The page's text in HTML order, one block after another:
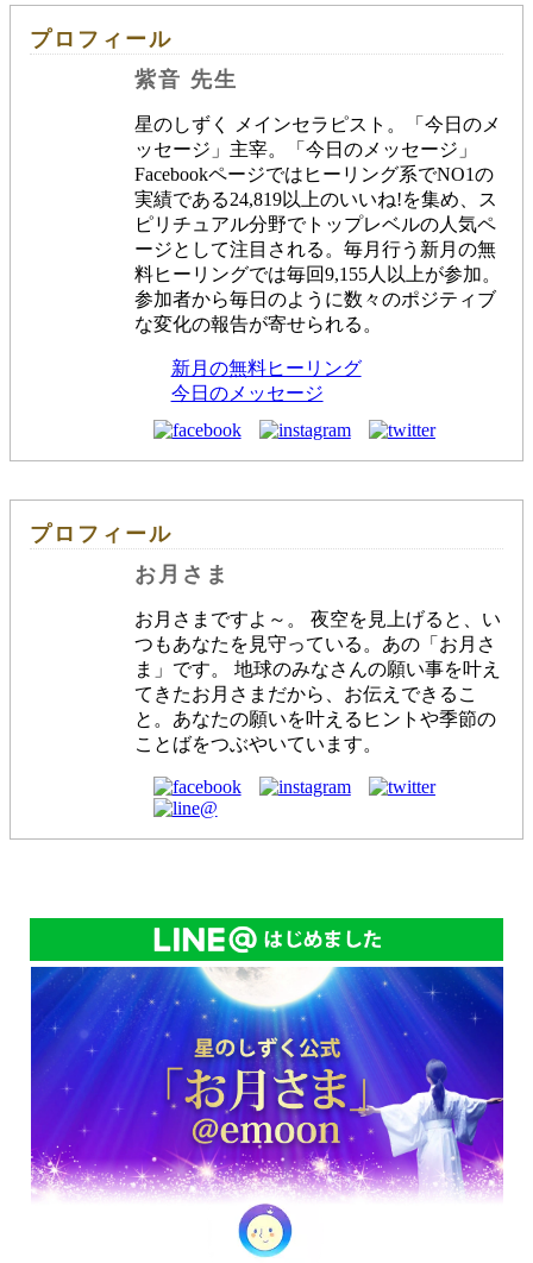
プロフィール
紫音 先生
星のしずく メインセラピスト。「今日のメ
ッセージ」主宰。「今日のメッセージ」
Facebookページではヒーリング系でNO1の
実績である24,819以上のいいね!を集め、ス
ピリチュアル分野でトップレベルの人気ペ
ージとして注目される。毎月行う新月の無
料ヒーリングでは毎回9,155人以上が参加。
参加者から毎日のように数々のポジティブ
な変化の報告が寄せられる。
新月の無料ヒーリング
今日のメッセージ
プロフィール
お月さま
お月さまですよ～。 夜空を見上げると、い
つもあなたを見守っている。あの「お月さ
ま」です。 地球のみなさんの願い事を叶え
てきたお月さまだから、お伝えできるこ
と。あなたの願いを叶えるヒントや季節の
ことばをつぶやいています。